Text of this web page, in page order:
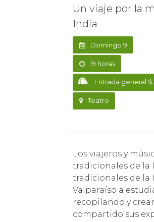
Un viaje por la
India
Domingo 9
19 horas
Entrada general
Teatro
Los viajeros y músicos Pascuala Ilabaca (canto y acordeón) y Jaime Frez (percusiones
tradicionales de la
tradicionales de la
Valparaíso a
recopilando y
compartido sus